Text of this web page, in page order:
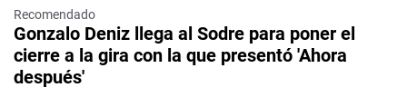
Recomendado
Gonzalo Deniz llega al Sodre para poner el
cierre a la gira con la que presentó 'Ahora
después'